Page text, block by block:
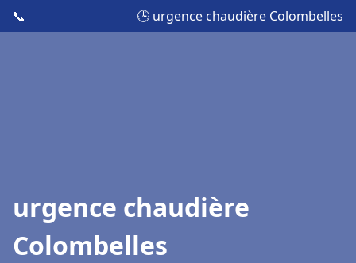
📞 🕒 urgence chaudière Colombelles
urgence chaudière
Colombelles